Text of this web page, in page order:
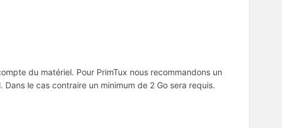
du matériel. Pour PrimTux nous recommandons un
le cas contraire un minimum de 2 Go sera requis.